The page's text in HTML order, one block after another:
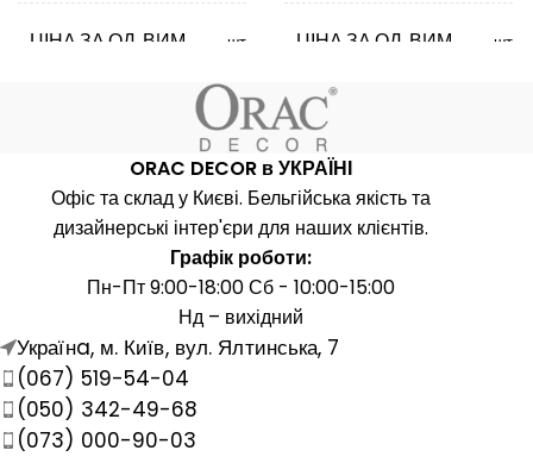
ЦІНА ЗА ОД. ВИМ. шт.
КРАЇНА ВИРОБНИК Бельгія
ДОВЖИНА, ММ 2000
16
ВИСОТА, ММ 16
МАТЕРІАЛ Поліуретан
ЦІНА ЗА ОД. ВИМ. шт.
КРАЇНА ВИРОБНИК
ДОВЖИНА, ММ
ВИСОТА, ММ
ORAC DECOR в УКРАЇНІ
Офіс та склад у Києві. Бельгійська якість та
дизайнерські інтер'єри для наших клієнтів.
Графік роботи:
Пн-Пт 9:00-18:00 Сб - 10:00-15:00
Нд – вихідний
Українa, м. Київ, вул. Ялтинська, 7
(067) 519-54-04
(050) 342-49-68
(073) 000-90-03